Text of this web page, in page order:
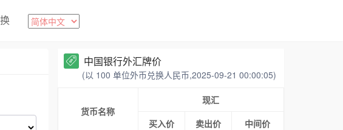
中国银行外汇牌价
(以 100 单位外币兑换人民币,2025-09-21 00:00:05)
货币名称
现汇
买入价
卖出价
中间价